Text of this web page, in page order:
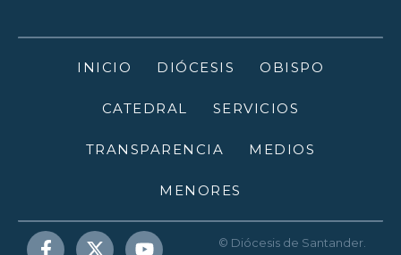
INICIO DIÓCESIS OBISPO
CATEDRAL SERVICIOS
TRANSPARENCIA MEDIOS
MENORES
© Diócesis de Santander.